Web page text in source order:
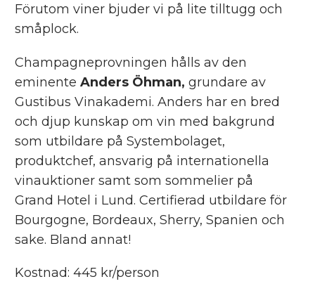
Förutom viner bjuder vi på lite tilltugg och
småplock.
Champagneprovningen hålls av den
eminente Anders Öhman, grundare av
Gustibus Vinakademi. Anders har en bred
och djup kunskap om vin med bakgrund
som utbildare på Systembolaget,
produktchef, ansvarig på internationella
vinauktioner samt som sommelier på
Grand Hotel i Lund. Certifierad utbildare för
Bourgogne, Bordeaux, Sherry, Spanien och
sake. Bland annat!
Kostnad: 445 kr/person